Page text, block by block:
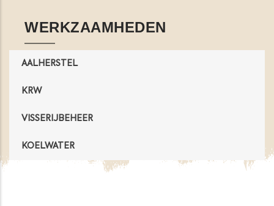
WERKZAAMHEDEN
AALHERSTEL
KRW
VISSERIJBEHEER
KOELWATER